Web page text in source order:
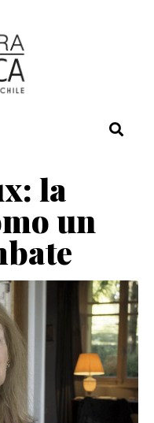
la
un